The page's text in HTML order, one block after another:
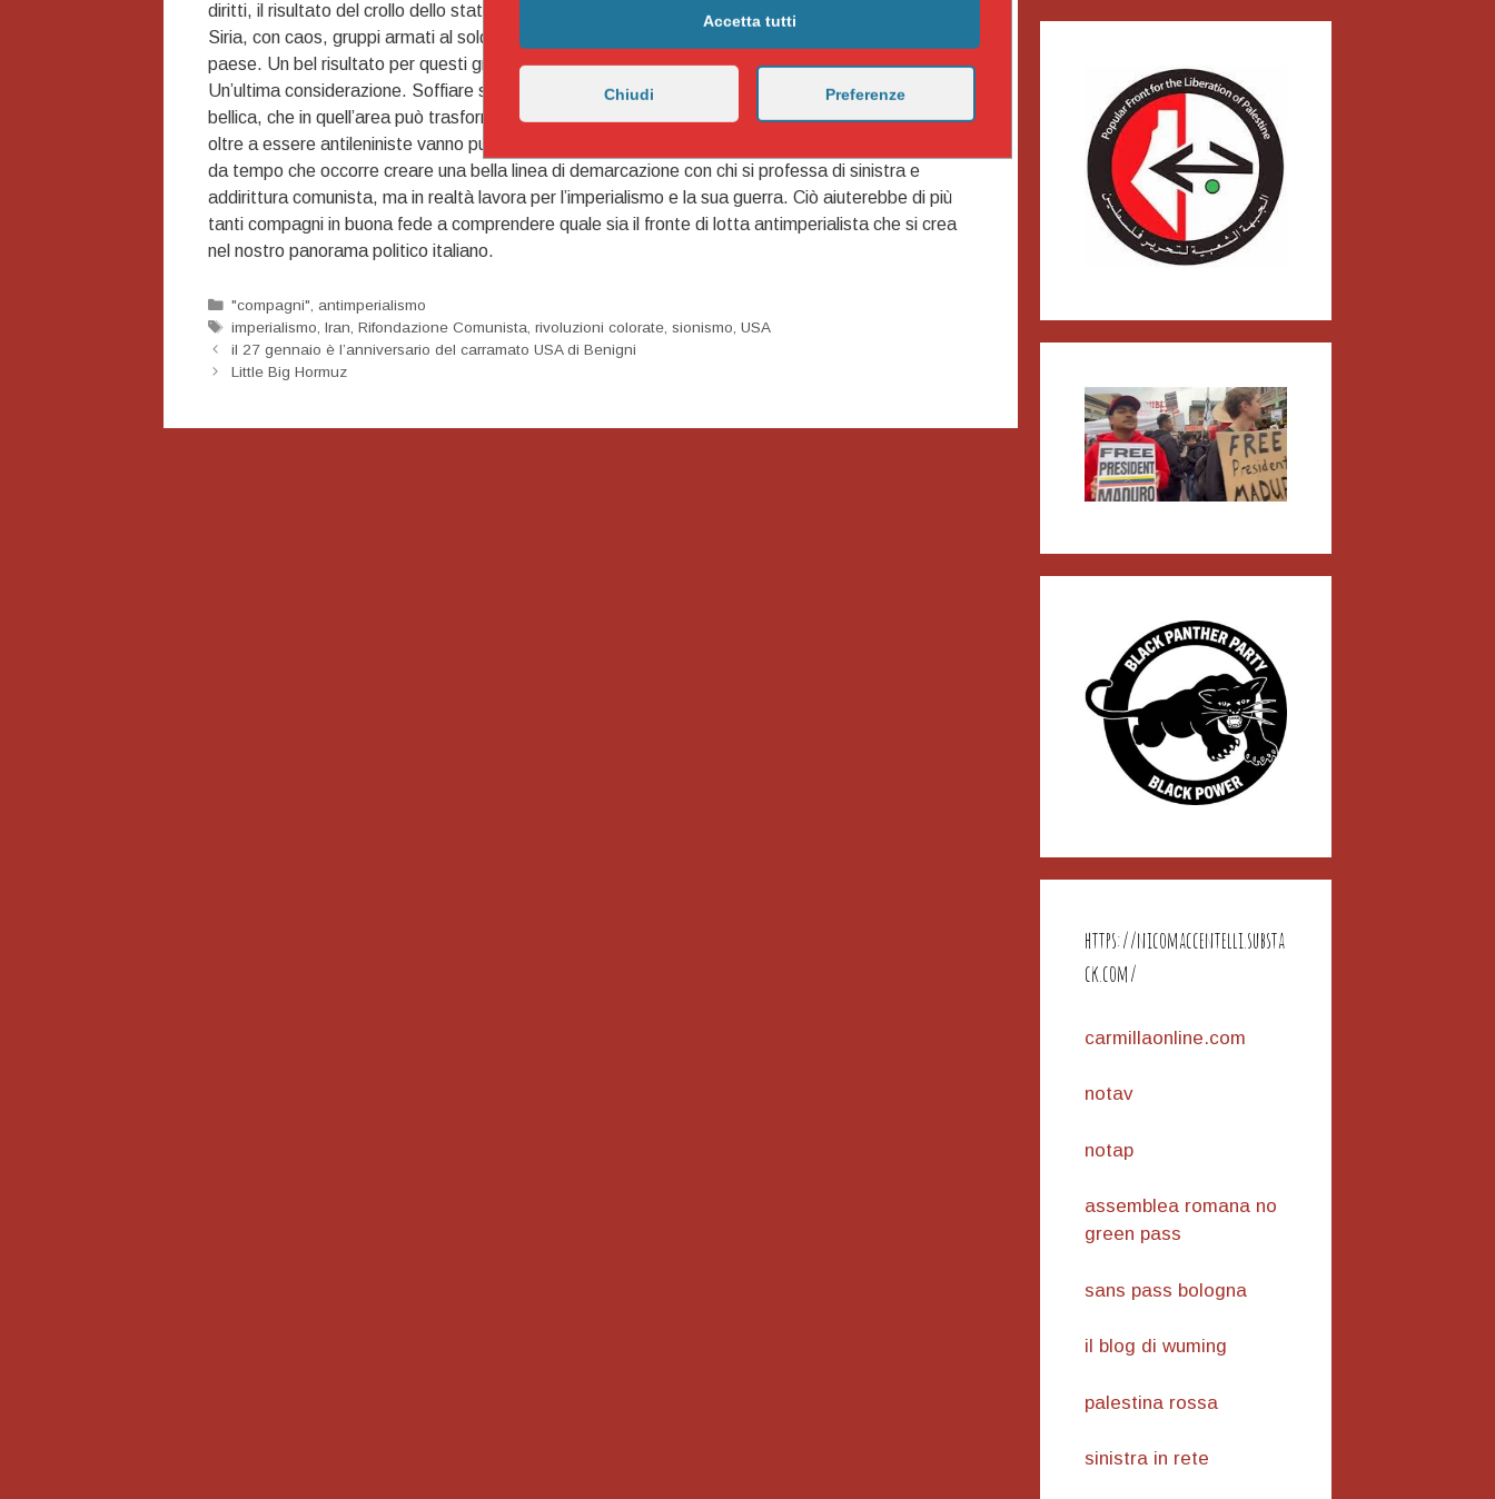
diritti, il risultato del crollo dello stato iraniano comporterebbe una situazione come la Libia o la
Siria, con caos, gruppi armati al soldo degli imperialisti, massacri e predazione delle risorse del
paese. Un bel risultato per questi grandi… leninisti!
Un’ultima considerazione. Soffiare sul fuoco del conflitto in Iran significa lavorare per l’escalation
bellica, che in quell’area può trasformarsi molto velocemente in nucleare. Pertanto, simili posizioni,
oltre a essere antileniniste vanno pure nella direzione di un’escalation atomica. Vado sostenendo
da tempo che occorre creare una bella linea di demarcazione con chi si professa di sinistra e
addirittura comunista, ma in realtà lavora per l’imperialismo e la sua guerra. Ciò aiuterebbe di più
tanti compagni in buona fede a comprendere quale sia il fronte di lotta antimperialista che si crea
nel nostro panorama politico italiano.
Categorie
"compagni",antimperialismo
Tag
imperialismo,Iran,Rifondazione Comunista,rivoluzioni colorate,sionismo,USA
Navigazione
articolo
il 27 gennaio è l’anniversario del carramato USA di Benigni
Little Big Hormuz
https://nicomaccentelli.substa
ck.com/
carmillaonline.com
notav
notap
assemblea romana no
green pass
sans pass bologna
il blog di wuming
palestina rossa
sinistra in rete
Accetta tutti
Chiudi Preferenze